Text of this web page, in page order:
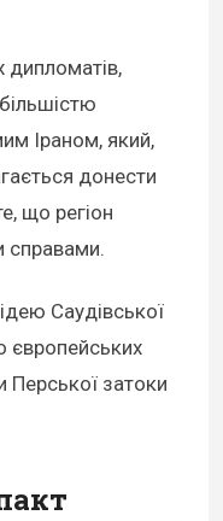
дипломатів,
Іраном, який,
донести
що регіон
справами.
Саудівської
європейських
Перської затоки